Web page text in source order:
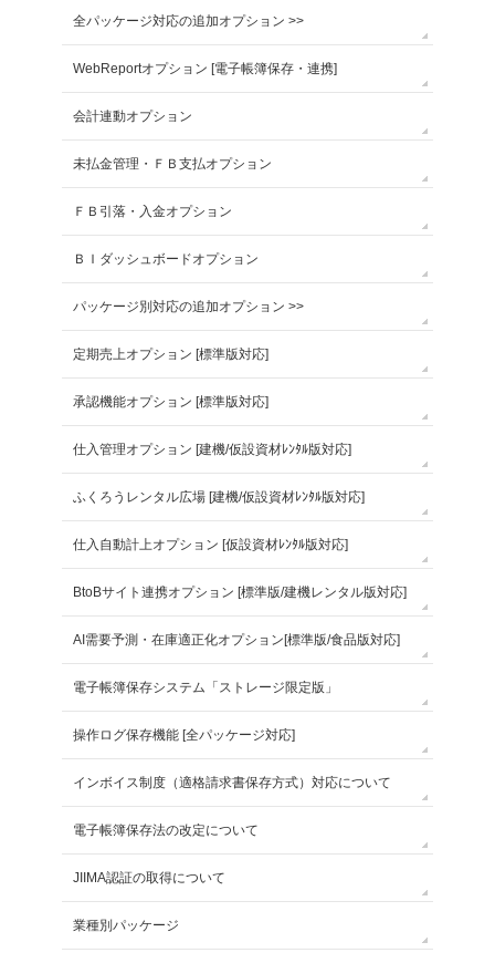
全パッケージ対応の追加オプション >>
WebReportオプション [電子帳簿保存・連携]
会計連動オプション
未払金管理・ＦＢ支払オプション
ＦＢ引落・入金オプション
ＢＩダッシュボードオプション
パッケージ別対応の追加オプション >>
定期売上オプション [標準版対応]
承認機能オプション [標準版対応]
仕入管理オプション [建機/仮設資材ﾚﾝﾀﾙ版対応]
ふくろうレンタル広場 [建機/仮設資材ﾚﾝﾀﾙ版対応]
仕入自動計上オプション [仮設資材ﾚﾝﾀﾙ版対応]
BtoBサイト連携オプション [標準版/建機レンタル版対応]
AI需要予測・在庫適正化オプション[標準版/食品版対応]
電子帳簿保存システム「ストレージ限定版」
操作ログ保存機能 [全パッケージ対応]
インボイス制度（適格請求書保存方式）対応について
電子帳簿保存法の改定について
JIIMA認証の取得について
業種別パッケージ